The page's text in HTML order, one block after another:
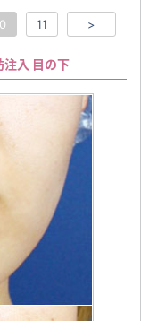
11 >
注入 目の下